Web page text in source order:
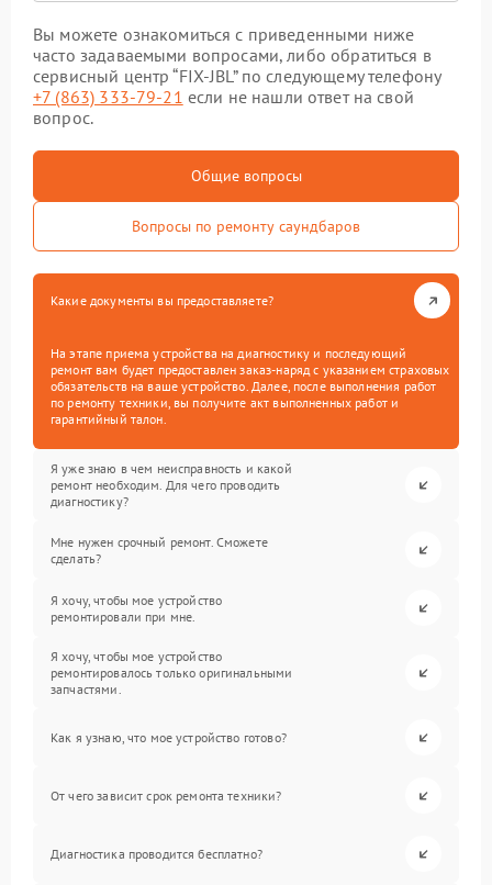
Вы можете ознакомиться с приведенными ниже
часто задаваемыми вопросами, либо обратиться в
сервисный центр “FIX-JBL” по следующему телефону
+7 (863) 333-79-21 если не нашли ответ на свой
вопрос.
Общие вопросы
Вопросы по ремонту саундбаров
Какие документы вы предоставляете?
На этапе приема устройства на диагностику и последующий
ремонт вам будет предоставлен заказ-наряд с указанием страховых
обязательств на ваше устройство. Далее, после выполнения работ
по ремонту техники, вы получите акт выполненных работ и
гарантийный талон.
Я уже знаю в чем неисправность и какой
ремонт необходим. Для чего проводить
диагностику?
Мне нужен срочный ремонт. Сможете
сделать?
Я хочу, чтобы мое устройство
ремонтировали при мне.
Я хочу, чтобы мое устройство
ремонтировалось только оригинальными
запчастями.
Как я узнаю, что мое устройство готово?
От чего зависит срок ремонта техники?
Диагностика проводится бесплатно?